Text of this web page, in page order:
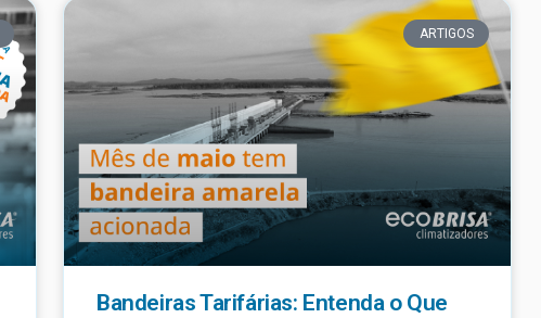
ARTIGOS
Bandeiras Tarifárias: Entenda o Que